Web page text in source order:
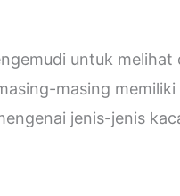
untuk melihat
masing
jenis-jenis